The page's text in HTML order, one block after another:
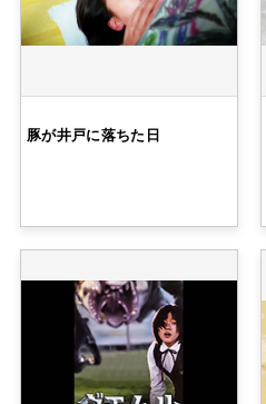
豚が井戸に落ちた日